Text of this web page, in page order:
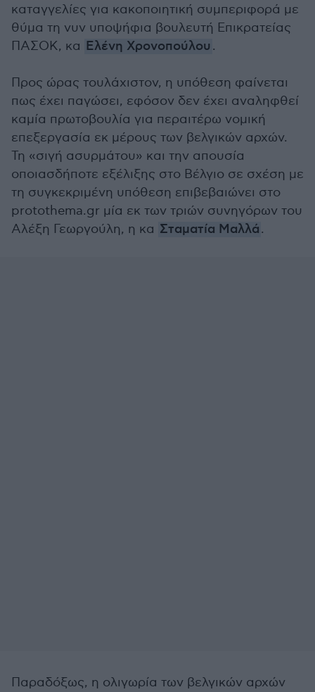
καταγγελίες για κακοποιητική συμπεριφορά με
θύμα τη νυν υποψήφια βουλευτή Επικρατείας
ΠΑΣΟΚ, κα Ελένη Χρονοπούλου .
Προς ώρας τουλάχιστον, η υπόθεση φαίνεται
πως έχει παγώσει, εφόσον δεν έχει αναληφθεί
καμία πρωτοβουλία για περαιτέρω νομική
επεξεργασία εκ μέρους των βελγικών αρχών.
Τη «σιγή ασυρμάτου» και την απουσία
οποιασδήποτε εξέλιξης στο Βέλγιο σε σχέση με
τη συγκεκριμένη υπόθεση επιβεβαιώνει στο
protothema.gr μία εκ των τριών συνηγόρων του
Αλέξη Γεωργούλη, η κα Σταματία Μαλλά.
Παραδόξως, η ολιγωρία των βελγικών αρχών